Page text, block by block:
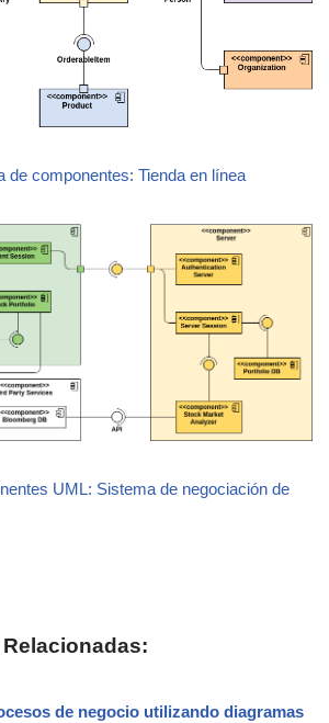
de componentes: Tienda en línea
UML: Sistema de negociación de
de negocio utilizando diagramas